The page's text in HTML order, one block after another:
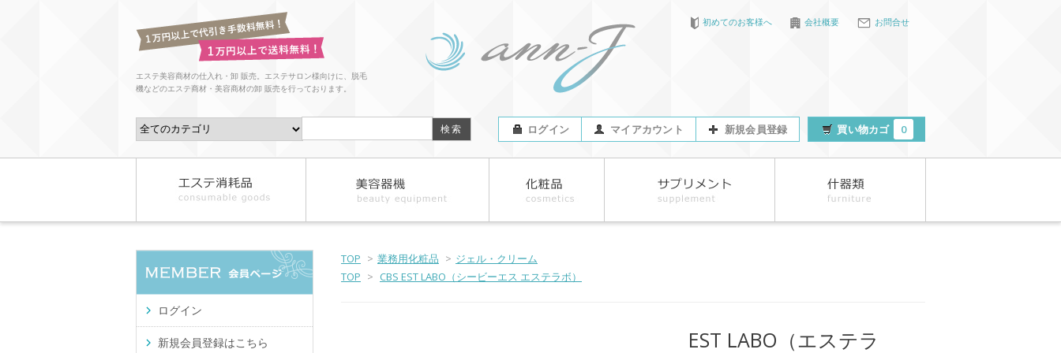
エステ美容商材の仕入れ・卸 販売。エステサロン様向けに、脱毛
機などのエステ商材・美容商材の卸 販売を行っております。
初めてのお客様へ 会社概要 お問合せ
ログイン マイアカウント 新規会員登録 買い物カゴ 0
TOP > 業務用化粧品 > ジェル・クリーム
TOP > CBS EST LABO（シービーエス エステラボ）
EST LABO（エステラ
ログイン
新規会員登録はこちら